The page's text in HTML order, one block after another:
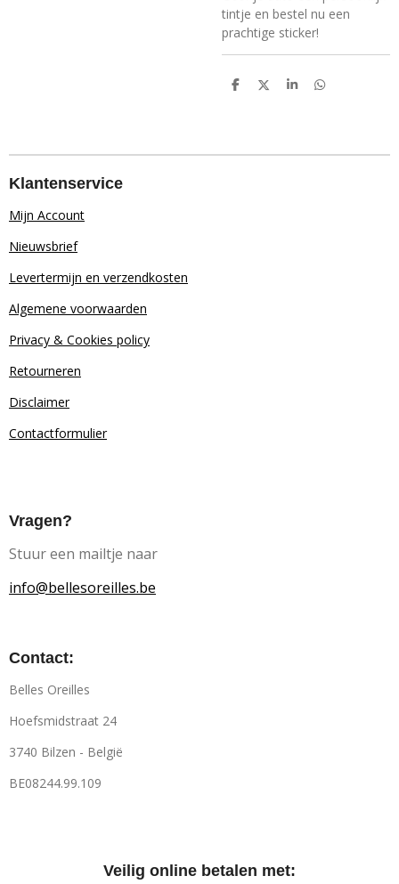
tintje en bestel nu een
prachtige sticker!
D
D
S
D
Klantenservice
Mijn Account
Nieuwsbrief
Levertermijn en verzendkosten
Algemene voorwaarden
Privacy & Cookies policy
Retourneren
Disclaimer
Contactformulier
Vragen?
Stuur een mailtje naar
info@bellesoreilles.be
Contact:
Belles Oreilles
Hoefsmidstraat 24
3740 Bilzen - België
BE08244.99.109
Veilig online betalen met: